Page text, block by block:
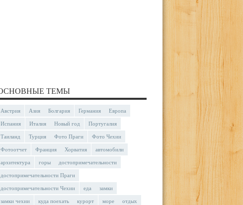
ТЕМЫ
Австрия Азия Болгария Германия Европа
Испания Италия Новый год Португалия
Таиланд Турция Фото Праги Фото Чехии
Фотоотчет Франция Хорватия автомобили
архитектура горы достопримечательности
достопримечательности Праги
достопримечательности Чехии еда замки
замки чехии куда поехать курорт море отдых